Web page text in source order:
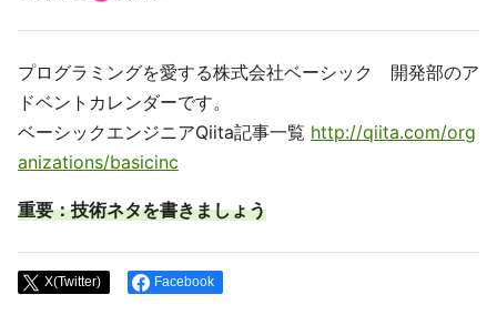
プログラミングを愛する株式会社ベーシック 開発部のア
ドベントカレンダーです。
ベーシックエンジニアQiita記事一覧 http://qiita.com/org
anizations/basicinc
重要：技術ネタを書きましょう
X(Twitter) Facebook